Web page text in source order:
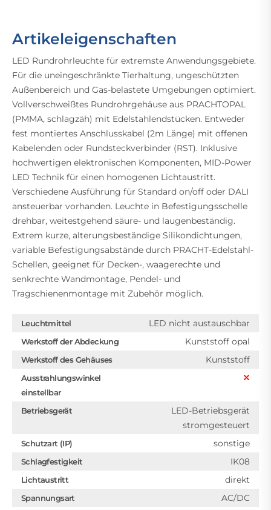
Artikeleigenschaften
LED Rundrohrleuchte für extremste Anwendungsgebiete.
Für die uneingeschränkte Tierhaltung, ungeschützten
Außenbereich und Gas-belastete Umgebungen optimiert.
Vollverschweißtes Rundrohrgehäuse aus PRACHTOPAL
(PMMA, schlagzäh) mit Edelstahlendstücken. Entweder
fest montiertes Anschlusskabel (2m Länge) mit offenen
Kabelenden oder Rundsteckverbinder (RST). Inklusive
hochwertigen elektronischen Komponenten, MID-Power
LED Technik für einen homogenen Lichtaustritt.
Verschiedene Ausführung für Standard on/off oder DALI
ansteuerbar vorhanden. Leuchte in Befestigungsschelle
drehbar, weitestgehend säure- und laugenbeständig.
Extrem kurze, alterungsbeständige Silikondichtungen,
variable Befestigungsabstände durch PRACHT-Edelstahl-
Schellen, geeignet für Decken-, waagerechte und
senkrechte Wandmontage, Pendel- und
Tragschienenmontage mit Zubehör möglich.
Leuchtmittel LED nicht austauschbar
Werkstoff der Abdeckung Kunststoff opal
Werkstoff des Gehäuses Kunststoff
Ausstrahlungswinkel
einstellbar
Betriebsgerät
LED-Betriebsgerät
stromgesteuert
Schutzart (IP) sonstige
Schlagfestigkeit IK08
Lichtaustritt direkt
Spannungsart AC/DC